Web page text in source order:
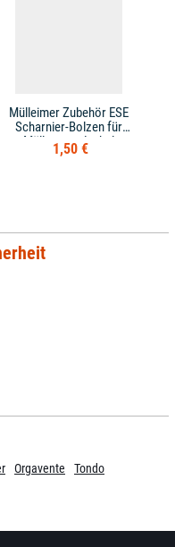
Mülleimer Zubehör ESE
Scharnier-Bolzen für
Mülltonnendeckel
1,50 €
Orgavente Tondo